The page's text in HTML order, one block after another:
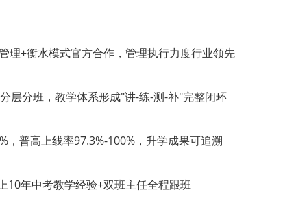
理+衡水模式官方合作，管理执行力度行业领先
层分班，教学体系形成"讲-练-测-补"完整闭环
，普高上线率97.3%-100%，升学成果可追溯
10年中考教学经验+双班主任全程跟班